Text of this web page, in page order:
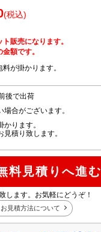
(税込)
販売になります。
額です。
が掛かります。
後で出荷
合がございます。
かります。
見積り致します。
料見積りへ進む
します。お気軽にどうぞ！
お見積方法について